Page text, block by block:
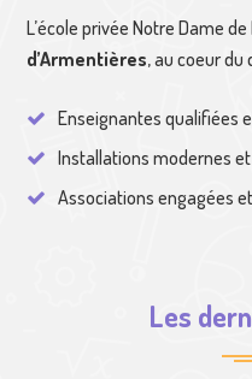
L’école privée Notre Dame
d’Armentières, au coeur du
Enseignantes qualifiées
Installations modernes
Associations engagées
Les